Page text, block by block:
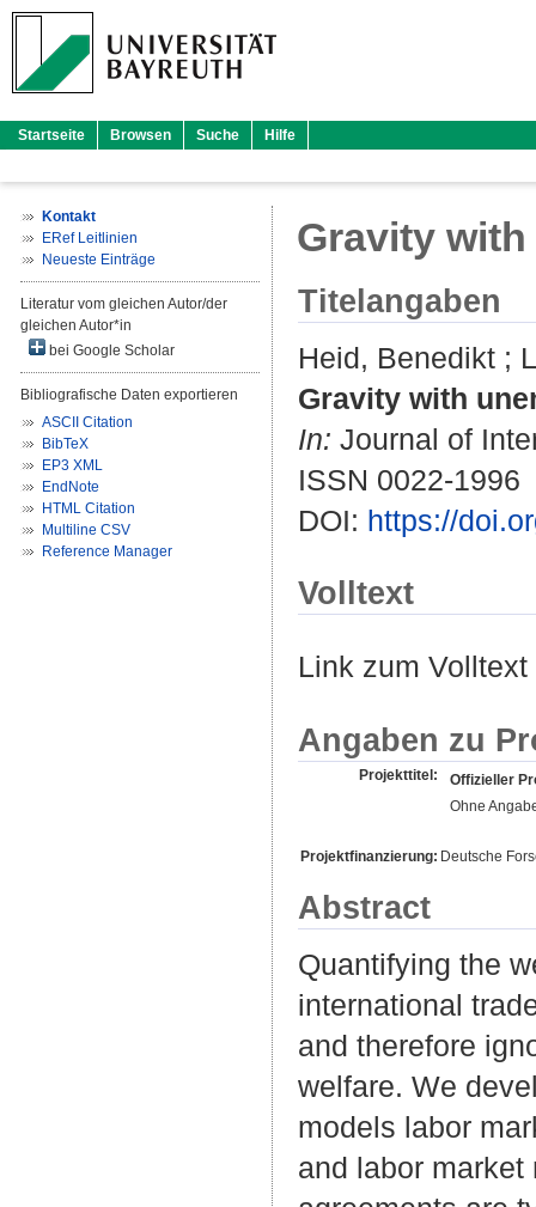
Startseite Browsen Suche Hilfe
Kontakt
ERef Leitlinien
Neueste Einträge
Literatur vom gleichen Autor/der
gleichen Autor*in
bei Google Scholar
Bibliografische Daten exportieren
ASCII Citation
BibTeX
EP3 XML
EndNote
HTML Citation
Multiline CSV
Reference Manager
Gravity
Titelangaben
Heid, Benedikt ;
Gravity with
In: Journal of
ISSN 0022-1996
DOI: https://
Volltext
Link zum
Angaben zu
Projekttitel:
Offizieller
Ohne
Projektfinanzierung: Deutsche
Abstract
Quantifying the
international
and therefore
welfare. We
models labor
and labor